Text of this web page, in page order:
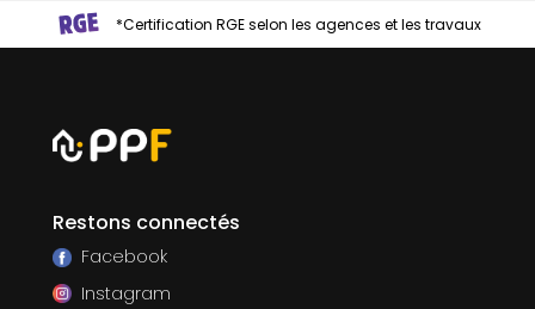
*Certification RGE selon les agences et les travaux
Restons connectés
Facebook
Instagram